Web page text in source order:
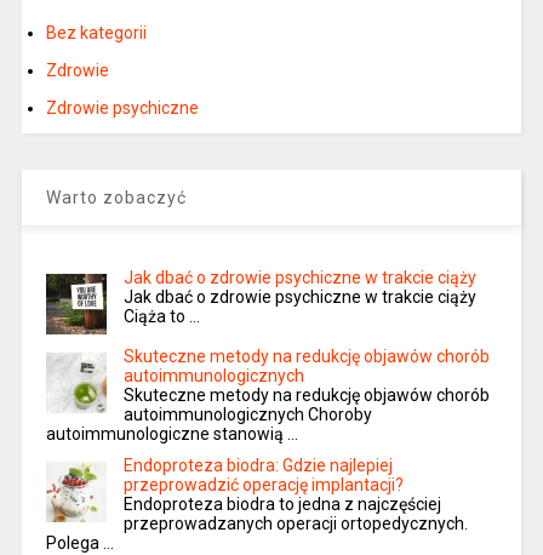
Bez kategorii
Zdrowie
Zdrowie psychiczne
Warto zobaczyć
Jak dbać o zdrowie psychiczne w trakcie ciąży
Jak dbać o zdrowie psychiczne w trakcie ciąży
Ciąża to …
Skuteczne metody na redukcję objawów chorób
autoimmunologicznych
Skuteczne metody na redukcję objawów chorób
autoimmunologicznych Choroby
autoimmunologiczne stanowią …
Endoproteza biodra: Gdzie najlepiej
przeprowadzić operację implantacji?
Endoproteza biodra to jedna z najczęściej
przeprowadzanych operacji ortopedycznych.
Polega …